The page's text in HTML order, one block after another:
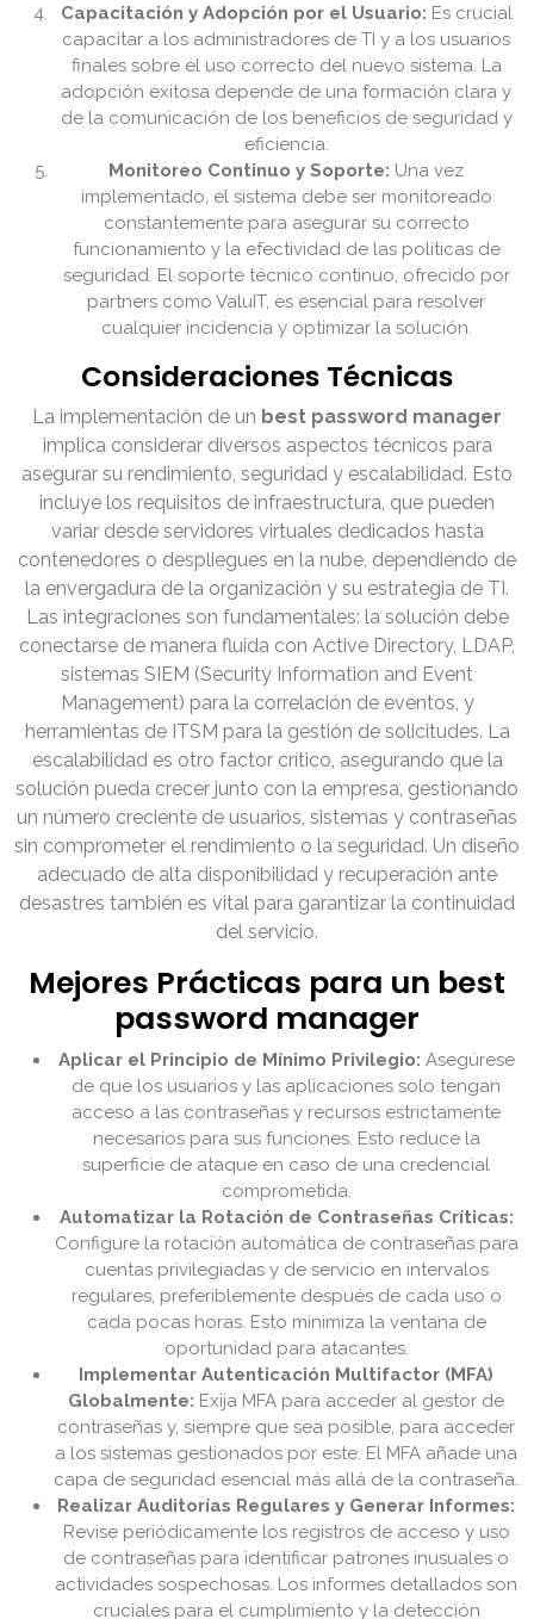
Capacitación y Adopción por el Usuario: Es crucial
capacitar a los administradores de TI y a los usuarios
finales sobre el uso correcto del nuevo sistema. La
adopción exitosa depende de una formación clara y
de la comunicación de los beneficios de seguridad y
eficiencia.
Monitoreo Continuo y Soporte: Una vez
implementado, el sistema debe ser monitoreado
constantemente para asegurar su correcto
funcionamiento y la efectividad de las políticas de
seguridad. El soporte técnico continuo, ofrecido por
partners como ValuIT, es esencial para resolver
cualquier incidencia y optimizar la solución.
Consideraciones Técnicas
La implementación de un best password manager
implica considerar diversos aspectos técnicos para
asegurar su rendimiento, seguridad y escalabilidad. Esto
incluye los requisitos de infraestructura, que pueden
variar desde servidores virtuales dedicados hasta
contenedores o despliegues en la nube, dependiendo de
la envergadura de la organización y su estrategia de TI.
Las integraciones son fundamentales: la solución debe
conectarse de manera fluida con Active Directory, LDAP,
sistemas SIEM (Security Information and Event
Management) para la correlación de eventos, y
herramientas de ITSM para la gestión de solicitudes. La
escalabilidad es otro factor crítico, asegurando que la
solución pueda crecer junto con la empresa, gestionando
un número creciente de usuarios, sistemas y contraseñas
sin comprometer el rendimiento o la seguridad. Un diseño
adecuado de alta disponibilidad y recuperación ante
desastres también es vital para garantizar la continuidad
del servicio.
Mejores Prácticas para un best
password manager
Aplicar el Principio de Mínimo Privilegio: Asegúrese
de que los usuarios y las aplicaciones solo tengan
acceso a las contraseñas y recursos estrictamente
necesarios para sus funciones. Esto reduce la
superficie de ataque en caso de una credencial
comprometida.
Automatizar la Rotación de Contraseñas Críticas:
Configure la rotación automática de contraseñas para
cuentas privilegiadas y de servicio en intervalos
regulares, preferiblemente después de cada uso o
cada pocas horas. Esto minimiza la ventana de
oportunidad para atacantes.
Implementar Autenticación Multifactor (MFA)
Globalmente: Exija MFA para acceder al gestor de
contraseñas y, siempre que sea posible, para acceder
a los sistemas gestionados por este. El MFA añade una
capa de seguridad esencial más allá de la contraseña.
Realizar Auditorías Regulares y Generar Informes:
Revise periódicamente los registros de acceso y uso
de contraseñas para identificar patrones inusuales o
actividades sospechosas. Los informes detallados son
cruciales para el cumplimiento y la detección